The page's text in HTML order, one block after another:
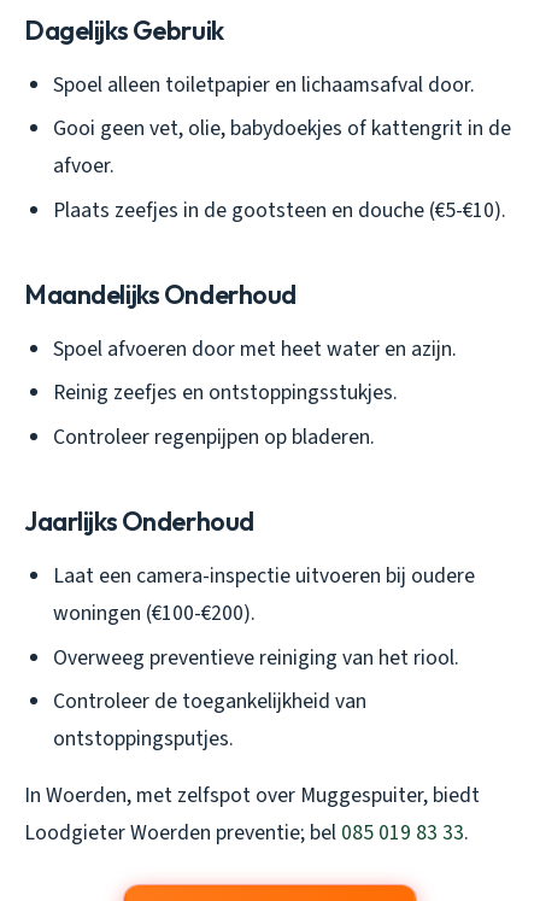
Dagelijks Gebruik
Spoel alleen toiletpapier en lichaamsafval door.
Gooi geen vet, olie, babydoekjes of kattengrit in de
afvoer.
Plaats zeefjes in de gootsteen en douche (€5-€10).
Maandelijks Onderhoud
Spoel afvoeren door met heet water en azijn.
Reinig zeefjes en ontstoppingsstukjes.
Controleer regenpijpen op bladeren.
Jaarlijks Onderhoud
Laat een camera-inspectie uitvoeren bij oudere
woningen (€100-€200).
Overweeg preventieve reiniging van het riool.
Controleer de toegankelijkheid van
ontstoppingsputjes.
In Woerden, met zelfspot over Muggespuiter, biedt
Loodgieter Woerden preventie; bel 085 019 83 33.